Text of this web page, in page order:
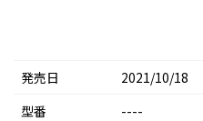
発売日
2021/10/18
型番
----